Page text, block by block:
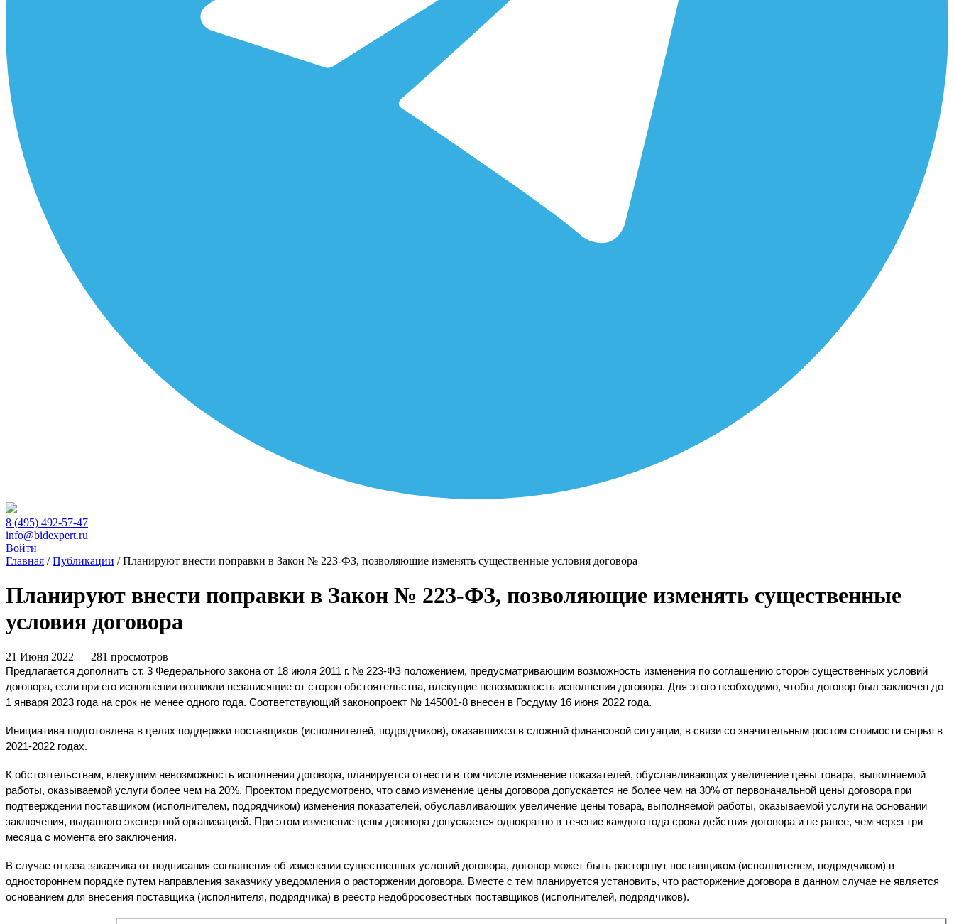
8 (495) 492-57-47
info@bidexpert.ru
Войти
Главная /Публикации /Планируют внести поправки в Закон № 223-ФЗ, позволяющие изменять существенные условия договора
Планируют внести поправки в Закон № 223-ФЗ, позволяющие изменять существенные
условия договора
21 Июня 2022 281 просмотров
Предлагается дополнить ст. 3 Федерального закона от 18 июля 2011 г. № 223-ФЗ положением, предусматривающим возможность изменения по соглашению сторон существенных условий
договора, если при его исполнении возникли независящие от сторон обстоятельства, влекущие невозможность исполнения договора. Для этого необходимо, чтобы договор был заключен до
1 января 2023 года на срок не менее одного года. Соответствующий законопроект № 145001-8 внесен в Госдуму 16 июня 2022 года.
Инициатива подготовлена в целях поддержки поставщиков (исполнителей, подрядчиков), оказавшихся в сложной финансовой ситуации, в связи со значительным ростом стоимости сырья в
2021-2022 годах.
К обстоятельствам, влекущим невозможность исполнения договора, планируется отнести в том числе изменение показателей, обуславливающих увеличение цены товара, выполняемой
работы, оказываемой услуги более чем на 20%. Проектом предусмотрено, что само изменение цены договора допускается не более чем на 30% от первоначальной цены договора при
подтверждении поставщиком (исполнителем, подрядчиком) изменения показателей, обуславливающих увеличение цены товара, выполняемой работы, оказываемой услуги на основании
заключения, выданного экспертной организацией. При этом изменение цены договора допускается однократно в течение каждого года срока действия договора и не ранее, чем через три
месяца с момента его заключения.
В случае отказа заказчика от подписания соглашения об изменении существенных условий договора, договор может быть расторгнут поставщиком (исполнителем, подрядчиком) в
одностороннем порядке путем направления заказчику уведомления о расторжении договора. Вместе с тем планируется установить, что расторжение договора в данном случае не является
основанием для внесения поставщика (исполнителя, подрядчика) в реестр недобросовестных поставщиков (исполнителей, подрядчиков).